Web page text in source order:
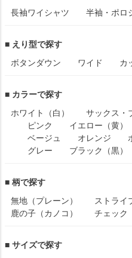
長袖ワイシャツ
半袖・ポロ
■ えり型で探す
ボタンダウン
ワイド カ
■ カラーで探す
ホワイト（白）
サックス・
ピンク
イエロー（黄）
ベージュ
オレンジ
グレー
ブラック（黒）
■ 柄で探す
無地（プレーン）
ストライ
鹿の子（カノコ）
チェック
■ サイズで探す